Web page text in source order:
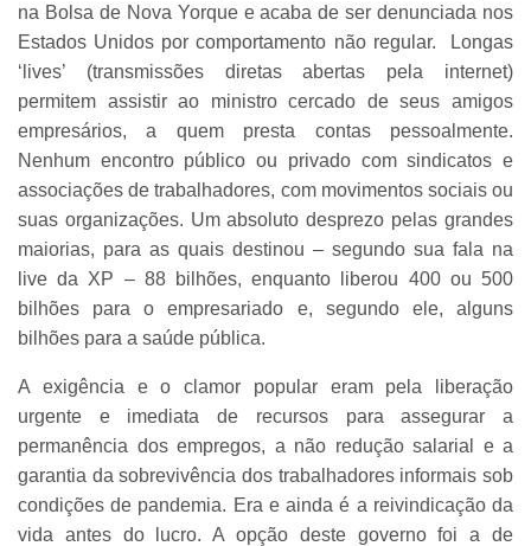
na Bolsa de Nova Yorque e acaba de ser denunciada nos
Estados Unidos por comportamento não regular. Longas
‘lives’ (transmissões diretas abertas pela internet)
permitem assistir ao ministro cercado de seus amigos
empresários, a quem presta contas pessoalmente.
Nenhum encontro público ou privado com sindicatos e
associações de trabalhadores, com movimentos sociais ou
suas organizações. Um absoluto desprezo pelas grandes
maiorias, para as quais destinou – segundo sua fala na
live da XP – 88 bilhões, enquanto liberou 400 ou 500
bilhões para o empresariado e, segundo ele, alguns
bilhões para a saúde pública.
A exigência e o clamor popular eram pela liberação
urgente e imediata de recursos para assegurar a
permanência dos empregos, a não redução salarial e a
garantia da sobrevivência dos trabalhadores informais sob
condições de pandemia. Era e ainda é a reivindicação da
vida antes do lucro. A opção deste governo foi a de